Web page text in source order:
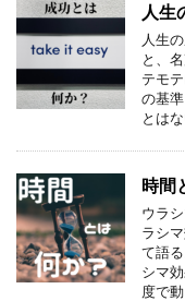
人生
人生
と、
テモ
の基
とは
時間
ウラ
ラシ
て語
シマ
度で